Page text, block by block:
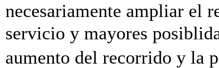
necesariamente ampliar el
servicio y mayores
aumento del recorrido y la